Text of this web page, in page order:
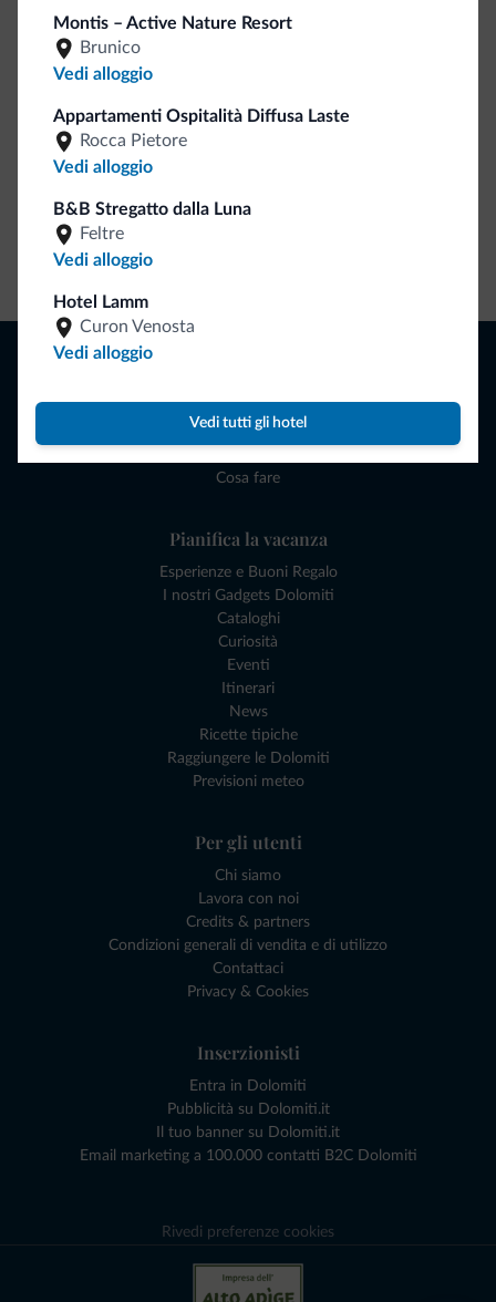
Montis – Active Nature Resort
Brunico
Vedi alloggio
Appartamenti Ospitalità Diffusa Laste
Rocca Pietore
Vedi alloggio
B&B Stregatto dalla Luna
Feltre
Vedi alloggio
Hotel Lamm
Curon Venosta
Vedi alloggio
Vedi tutti gli hotel
Ce l'avete chiesto in tanti. Ecco la nuova collezione firmata
Dolomiti.it!
Offerte
Cosa fare
Pianifica la vacanza
Esperienze e Buoni Regalo
I nostri Gadgets Dolomiti
Cataloghi
Curiosità
Eventi
Itinerari
News
Ricette tipiche
Raggiungere le Dolomiti
Previsioni meteo
Per gli utenti
Chi siamo
Lavora con noi
Credits & partners
Condizioni generali di vendita e di utilizzo
Contattaci
Privacy & Cookies
Inserzionisti
Entra in Dolomiti
Pubblicità su Dolomiti.it
Il tuo banner su Dolomiti.it
Email marketing a 100.000 contatti B2C Dolomiti
Rivedi preferenze cookies